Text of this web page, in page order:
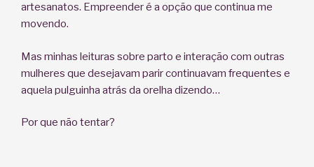
artesanatos. Empreender é a opção que continua me
movendo.
Mas minhas leituras sobre parto e interação com outras
mulheres que desejavam parir continuavam frequentes e
aquela pulguinha atrás da orelha dizendo…
Por que não tentar?